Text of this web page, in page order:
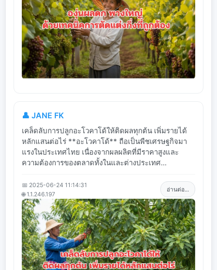
👤 JANE FK
เคล็ดลับการปลูกอะโวคาโด้ให้ติดผลทุกต้น เพิ่มรายได้
หลักแสนต่อไร่ **อะโวคาโด้** ถือเป็นพืชเศรษฐกิจมา
แรงในประเทศไทย เนื่องจากผลผลิตที่มีราคาสูงและ
ความต้องการของตลาดทั้งในและต่างประเทศ...
📅 2025-06-24 11:14:31
🌐 1.1.246.197
อ่านต่อ...